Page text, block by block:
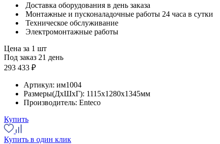
Доставка оборудования в день заказа
Монтажные и пусконаладочные работы 24 часа в сутки
Техническое обслуживание
Электромонтажные работы
Цена за 1 шт
Под заказ 21 день
293 433 ₽
Артикул: им1004
Размеры(ДхШхГ): 1115x1280x1345мм
Производитель: Enteco
Купить
Купить в один клик